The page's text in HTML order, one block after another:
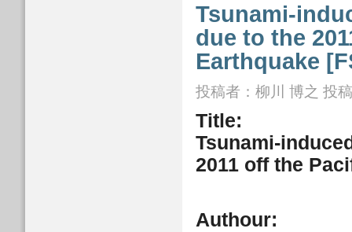
Tsunami-
due to the
Earthquake
投稿者： 柳川 博之 投
Title:
Tsunami-
2011 off the
Authour: